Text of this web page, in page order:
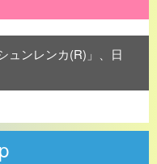
ュンレンカ(R)」、日